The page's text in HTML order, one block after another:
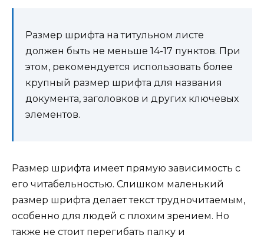
Размер шрифта на титульном листе
должен быть не меньше 14-17 пунктов. При
этом, рекомендуется использовать более
крупный размер шрифта для названия
документа, заголовков и других ключевых
элементов.
Размер шрифта имеет прямую зависимость с
его читабельностью. Слишком маленький
размер шрифта делает текст трудночитаемым,
особенно для людей с плохим зрением. Но
также не стоит перегибать палку и